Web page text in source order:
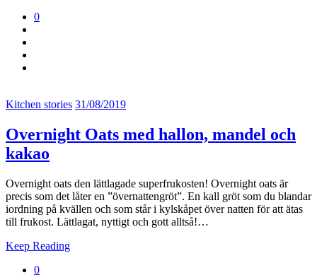
0
Kitchen stories 31/08/2019
Overnight Oats med hallon, mandel och
kakao
Overnight oats den lättlagade superfrukosten! Overnight oats är
precis som det låter en ”övernattengröt”. En kall gröt som du blandar
iordning på kvällen och som står i kylskåpet över natten för att ätas
till frukost. Lättlagat, nyttigt och gott alltså!…
Keep Reading
0